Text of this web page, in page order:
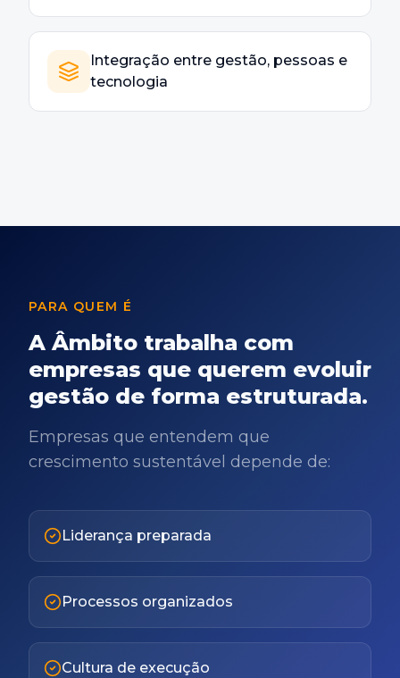
Integração entre gestão, pessoas e
tecnologia
PARA QUEM É
A Âmbito trabalha com
empresas que querem evoluir
gestão de forma estruturada.
Empresas que entendem que
crescimento sustentável depende de:
Liderança preparada
Processos organizados
Cultura de execução